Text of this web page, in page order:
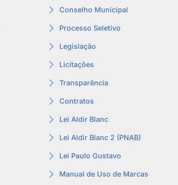
Conselho Municipal
Processo Seletivo
Legislação
Licitações
Transparência
Contratos
Lei Aldir Blanc
Lei Aldir Blanc 2 (PNAB)
Lei Paulo Gustavo
Manual de Uso de Marcas